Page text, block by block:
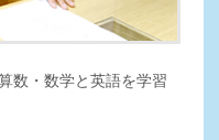
数・数学と英語を学習